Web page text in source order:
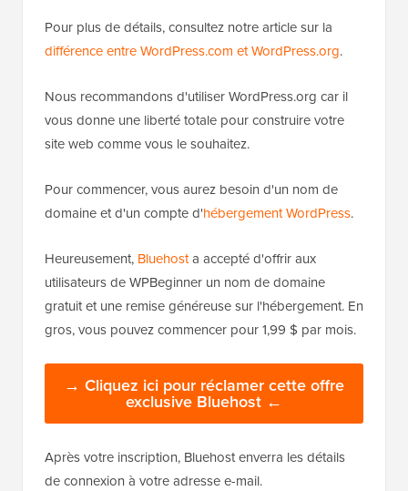
Pour plus de détails, consultez notre article sur la
différence entre WordPress.com et WordPress.org.
Nous recommandons d'utiliser WordPress.org car il
vous donne une liberté totale pour construire votre
site web comme vous le souhaitez.
Pour commencer, vous aurez besoin d'un nom de
domaine et d'un compte d'hébergement WordPress.
Heureusement, Bluehosta accepté d'offrir aux
utilisateurs de WPBeginner un nom de domaine
gratuit et une remise généreuse sur l'hébergement. En
gros, vous pouvez commencer pour 1,99 $ par mois.
→ Cliquez ici pour réclamer cette offre
exclusive Bluehost ←
Après votre inscription, Bluehost enverra les détails
de connexion à votre adresse e-mail.